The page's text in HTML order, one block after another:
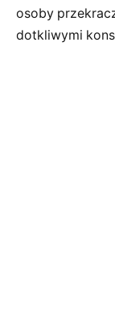
osoby
dotkliwymi